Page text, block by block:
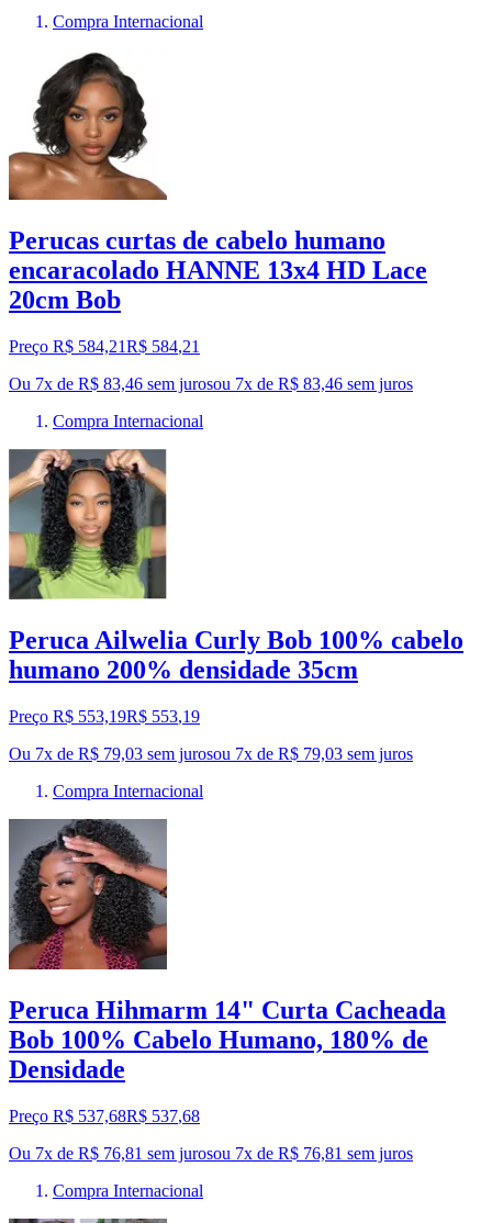
Compra Internacional
Perucas curtas de cabelo humano
encaracolado HANNE 13x4 HD Lace
20cm Bob
Preço R$ 584,21R$ 584,21
Ou 7x de R$ 83,46 sem jurosou 7x de R$ 83,46 sem juros
Compra Internacional
Peruca Ailwelia Curly Bob 100% cabelo
humano 200% densidade 35cm
Preço R$ 553,19R$ 553,19
Ou 7x de R$ 79,03 sem jurosou 7x de R$ 79,03 sem juros
Compra Internacional
Peruca Hihmarm 14" Curta Cacheada
Bob 100% Cabelo Humano, 180% de
Densidade
Preço R$ 537,68R$ 537,68
Ou 7x de R$ 76,81 sem jurosou 7x de R$ 76,81 sem juros
Compra Internacional